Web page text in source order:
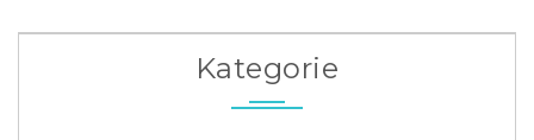
Kategorie